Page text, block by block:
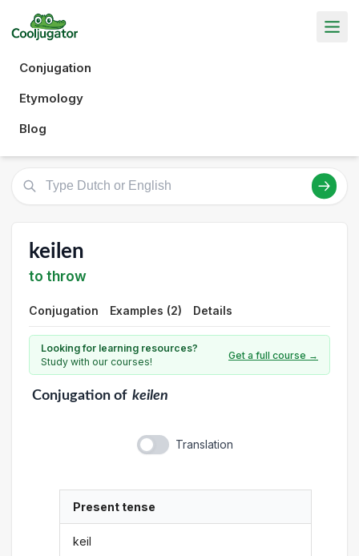
Conjugation
Etymology
Blog
keilen
to throw
Conjugation Examples (2) Details
Looking for learning resources?
Study with our courses!
Get a full course →
Conjugationof keilen
Translation
Present tense
keil